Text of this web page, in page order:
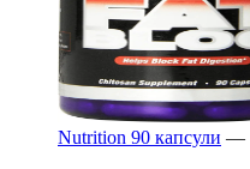
Nutrition 90 капсули —